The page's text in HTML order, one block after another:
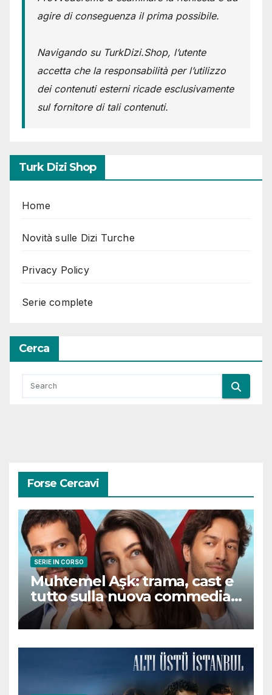
agire di conseguenza il prima possibile.
Navigando su TurkDizi.Shop, l’utente
accetta che la responsabilità per l’utilizzo
dei contenuti esterni ricade esclusivamente
sul fornitore di tali contenuti.
Turk Dizi Shop
Home
Novità sulle Dizi Turche
Privacy Policy
Serie complete
Cerca
Forse Cercavi
SERIE IN CORSO
Muhtemel Aşk: trama, cast e
tutto sulla nuova commedia
romantica turca che
conquisterà il pubblico